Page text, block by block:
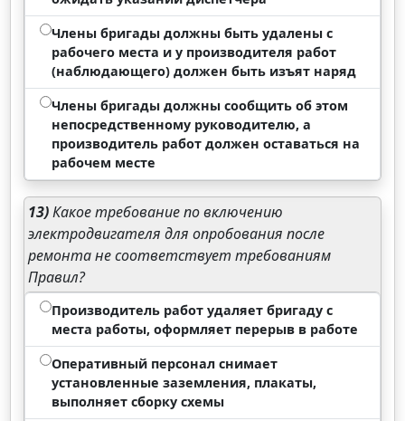
Члены бригады должны быть удалены с
рабочего места и у производителя работ
(наблюдающего) должен быть изъят наряд
Члены бригады должны сообщить об этом
непосредственному руководителю, а
производитель работ должен оставаться на
рабочем месте
13)Какое требование по включению
электродвигателя для опробования после
ремонта не соответствует требованиям
Правил?
Производитель работ удаляет бригаду с
места работы, оформляет перерыв в работе
Оперативный персонал снимает
установленные заземления, плакаты,
выполняет сборку схемы